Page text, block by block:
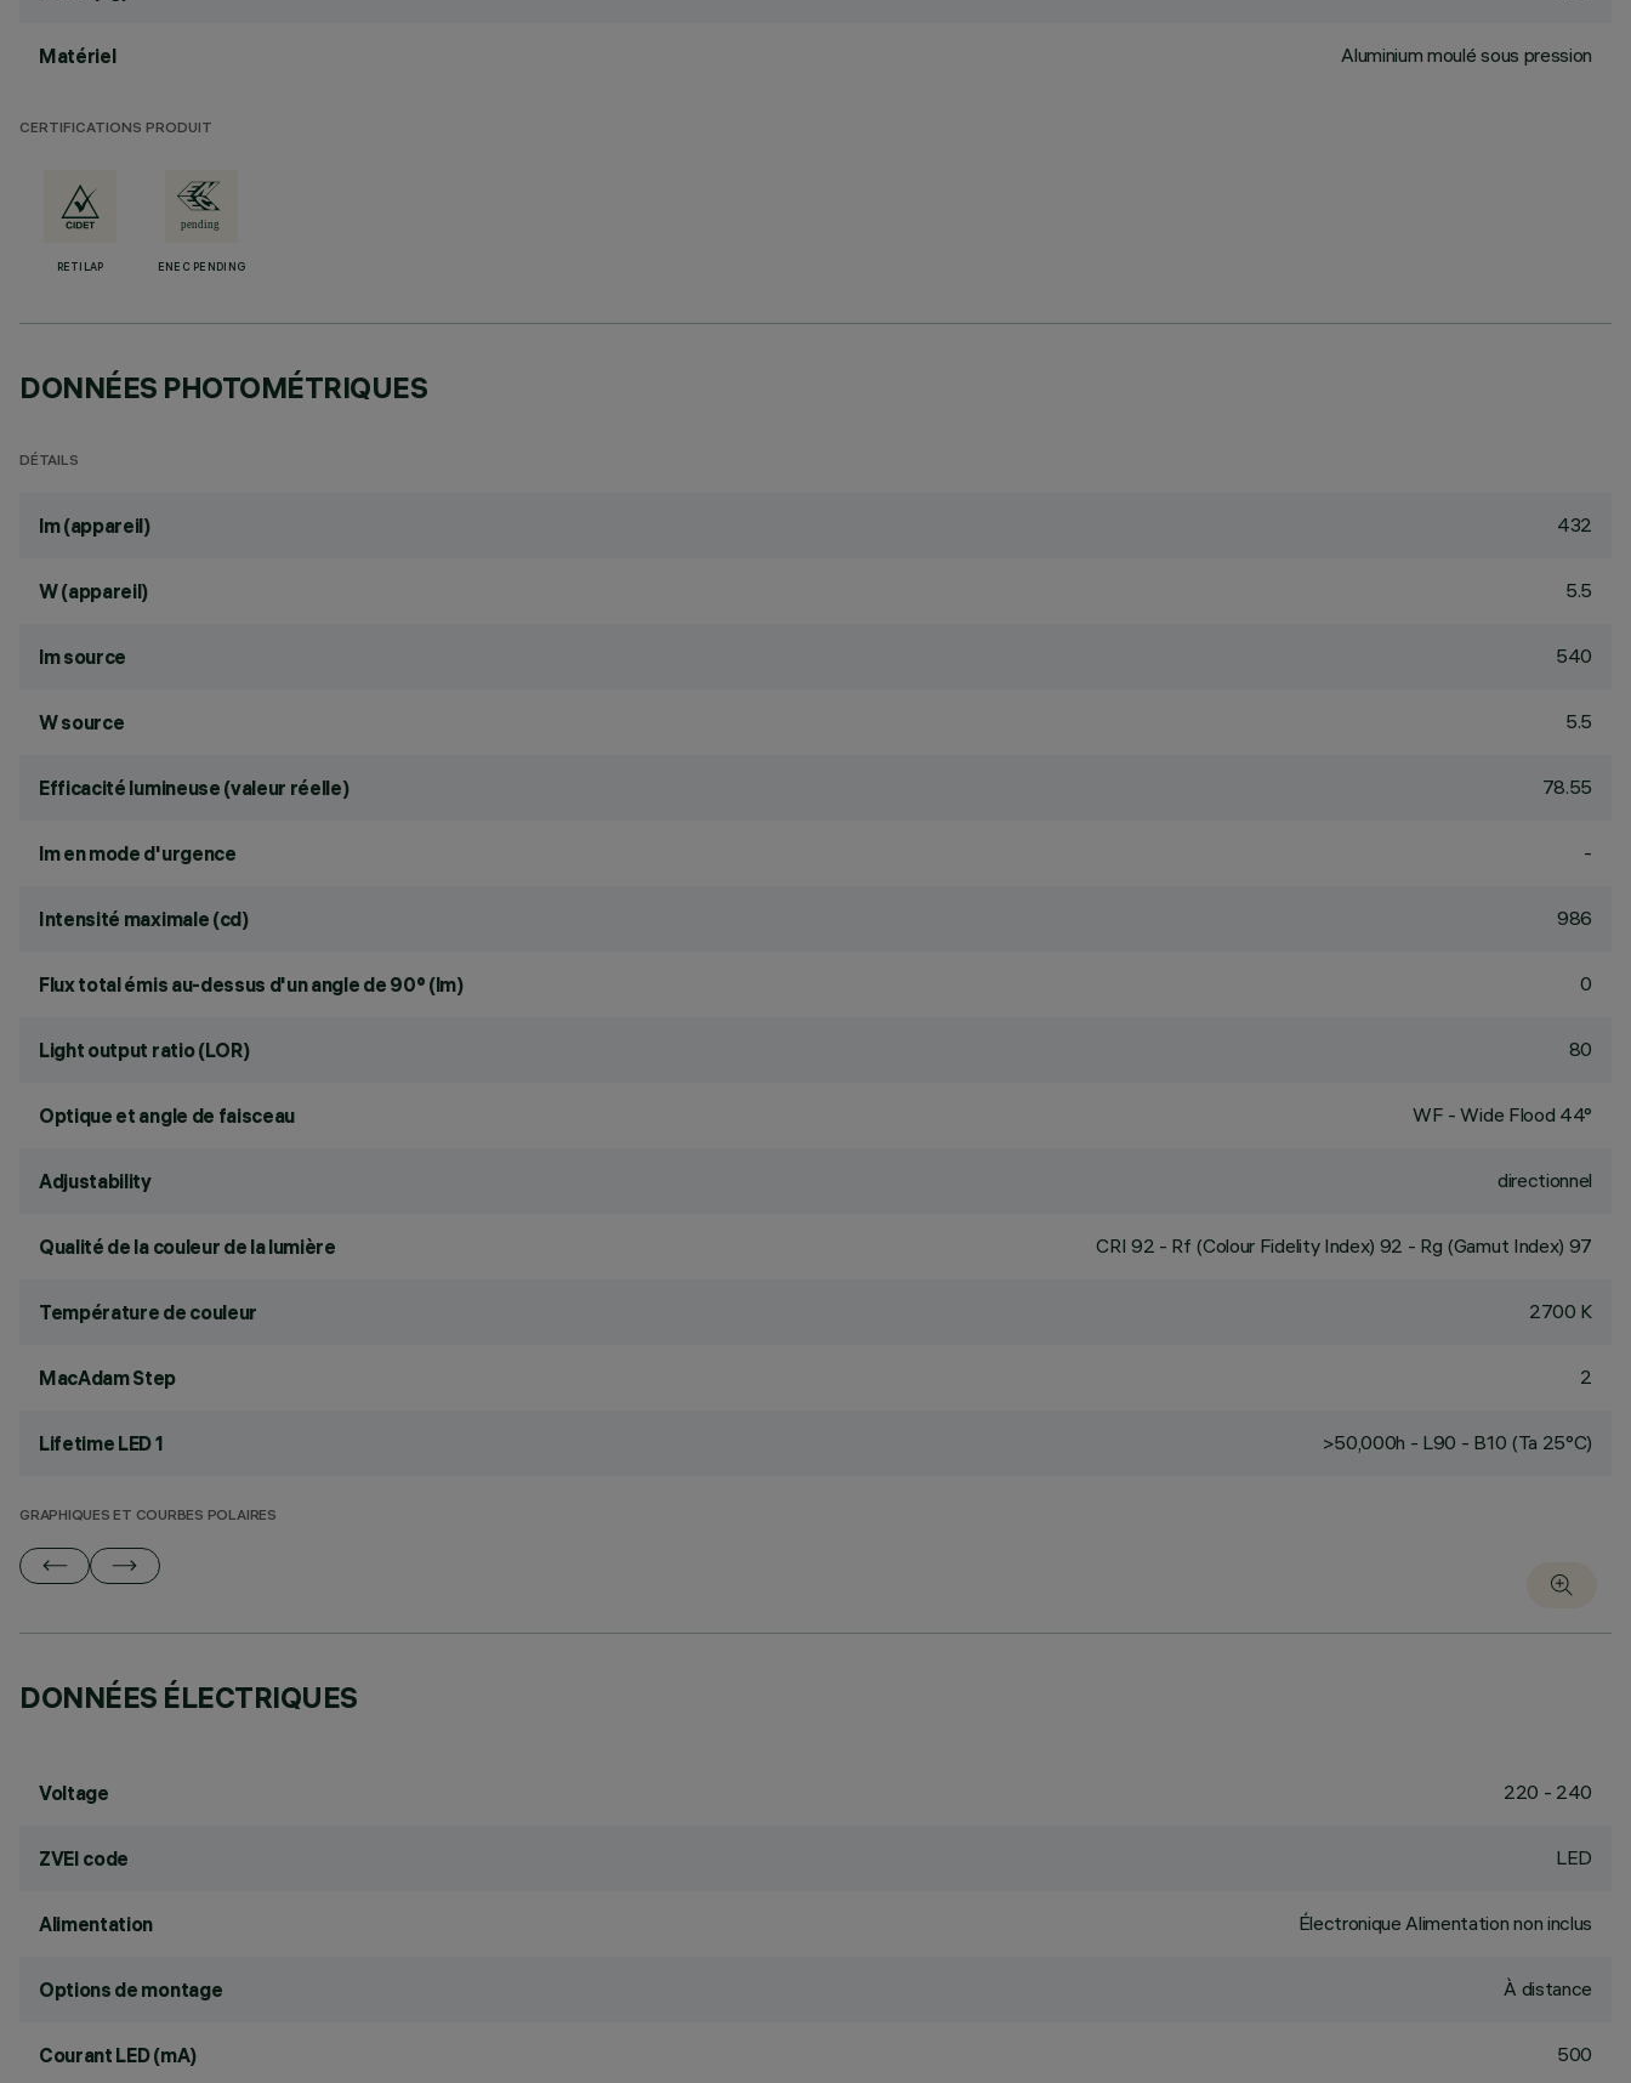
Matériel Aluminium moulé sous pression
CERTIFICATIONS PRODUIT
RETILAP ENEC PENDING
DONNÉES PHOTOMÉTRIQUES
DÉTAILS
lm (appareil) 432
W (appareil) 5.5
lm source 540
W source 5.5
Efficacité lumineuse (valeur réelle) 78.55
lm en mode d'urgence -
Intensité maximale (cd) 986
Flux total émis au-dessus d'un angle de 90° (lm) 0
Light output ratio (LOR) 80
Optique et angle de faisceau WF - Wide Flood 44°
Adjustability directionnel
Qualité de la couleur de la lumière CRI 92 - Rf (Colour Fidelity Index) 92 - Rg (Gamut Index) 97
Température de couleur 2700 K
MacAdam Step 2
Lifetime LED 1 >50,000h - L90 - B10 (Ta 25°C)
GRAPHIQUES ET COURBES POLAIRES
DONNÉES ÉLECTRIQUES
Voltage 220 - 240
ZVEI code LED
Alimentation Électronique Alimentation non inclus
Options de montage À distance
Courant LED (mA) 500